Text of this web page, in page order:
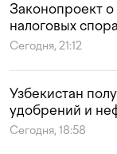
Законопроект о
налоговых
Сегодня, 21:12
Узбекистан
удобрений и
Сегодня, 18:58